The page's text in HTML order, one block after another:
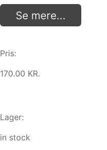
Se mere...
Pris:
170.00 KR.
Lager:
in stock